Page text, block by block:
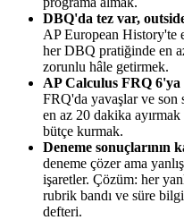
DBQ'da tez var,
AP European History'te
her DBQ pratiğinde en
zorunlu hâle getirmek.
AP Calculus FRQ 6'ya
FRQ'da yavaşlar ve son
en az 20 dakika
bütçe kurmak.
Deneme sonuçlarının
deneme çözer ama
işaretler. Çözüm: her
rubrik bandı ve süre
defteri.